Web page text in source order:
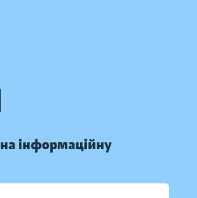
інформаційну